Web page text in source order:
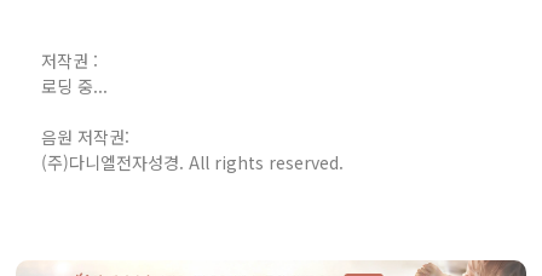
저작권 :
로딩 중...
음원 저작권:
(주)다니엘전자성경. All rights reserved.